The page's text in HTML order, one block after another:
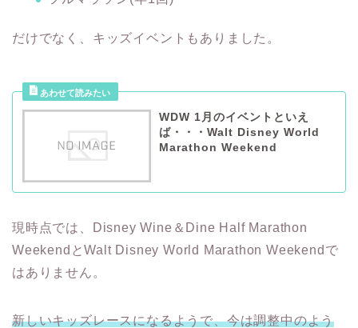
だけでなく、キッズイベントもありました。
WDW 1月のイベントといえ
ば・・・Walt Disney World
Marathon Weekend
現時点では、Disney Wine＆Dine Half Marathon
WeekendとWalt Disney World Marathon Weekendで
はありません。
新しいキッズレースになるようで、今は調整中のよう